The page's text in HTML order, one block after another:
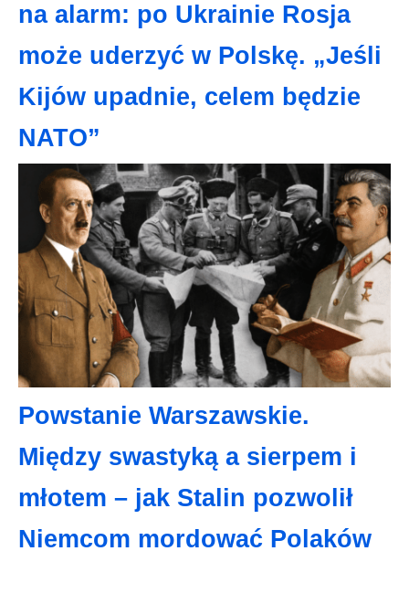
na alarm: po Ukrainie Rosja
może uderzyć w Polskę. „Jeśli
Kijów upadnie, celem będzie
NATO”
Powstanie Warszawskie.
Między swastyką a sierpem i
młotem – jak Stalin pozwolił
Niemcom mordować Polaków